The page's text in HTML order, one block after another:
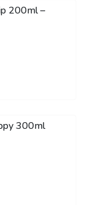
200ml –
300ml